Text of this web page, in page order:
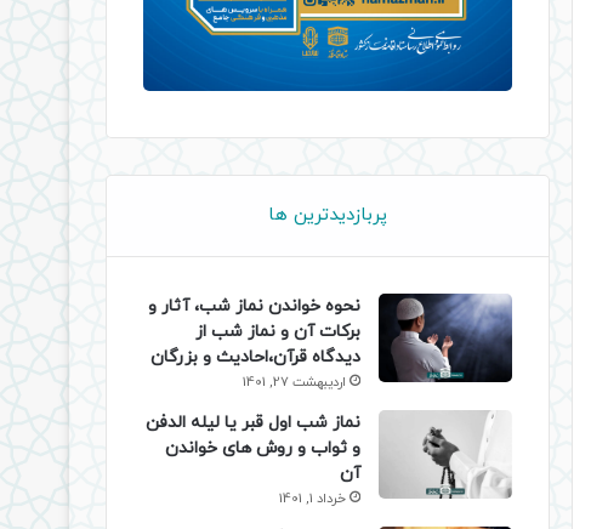
پربازدیدترین ها
نحوه خواندن نماز شب، آثار و
برکات آن و نماز شب از
دیدگاه قرآن،احادیث و بزرگان
اردیبهشت 27, 1401
نماز شب اول قبر یا لیله الدفن
و ثواب و روش های خواندن
آن
خرداد 1, 1401